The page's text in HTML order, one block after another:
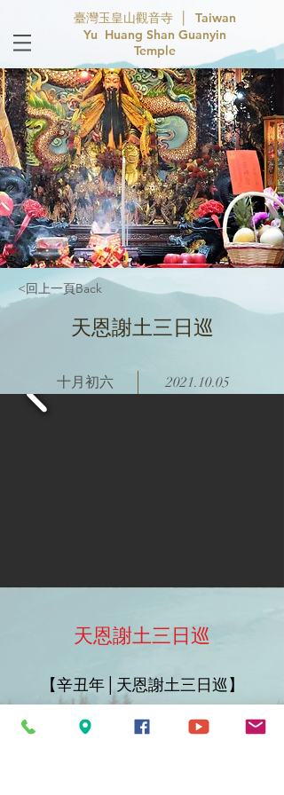
臺灣玉皇山觀音寺 │ Taiwan
Yu Huang Shan Guanyin
Temple
<回上一頁Back
天恩謝土三日巡
十月初六 2021.10.05
天恩謝土三日巡
【辛丑年│天恩謝土三日巡】
環台感恩之旅，圓滿成功